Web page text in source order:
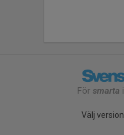
För smarta
Välj